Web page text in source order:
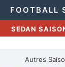
FOOTBALL
SEDAN
Autres